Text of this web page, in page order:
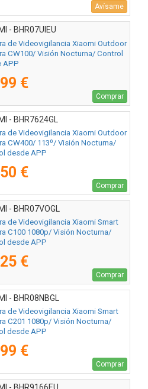
Avísame
- BHR07UIEU
de Videovigilancia Xiaomi Outdoor
CW100/ Visión Nocturna/ Control
APP
€
Comprar
- BHR7624GL
de Videovigilancia Xiaomi Outdoor
CW400/ 113º/ Visión Nocturna/
desde APP
€
Comprar
- BHR07VOGL
de Videovigilancia Xiaomi Smart
C100 1080p/ Visión Nocturna/
desde APP
€
Comprar
- BHR08NBGL
de Videovigilancia Xiaomi Smart
C201 1080p/ Visión Nocturna/
desde APP
€
Comprar
- BHR9166EU